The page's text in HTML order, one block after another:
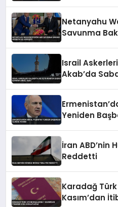
Netanyahu
Savunma
Israil
Akab’da
Yeniden
İran ABD’nin
Reddetti
Karadağ
Kasım’dan